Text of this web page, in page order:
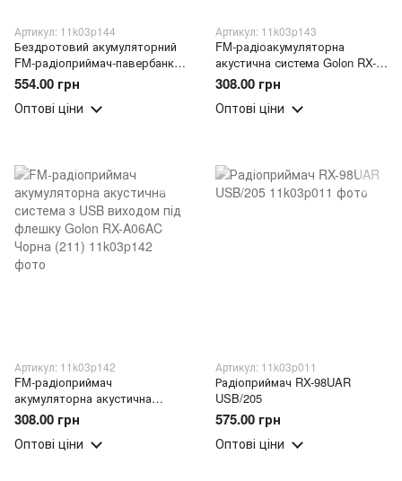
Артикул: 11k03p144
Бездротовий акумуляторний
FM-радіоприймач-павербанк
на сонячній панелі GOLON RX-
455S (211)
554.00 грн
Оптові ціни
Артикул: 11k03p143
FM-радіоакумуляторна
акустична система Golon RX-
606AC (211)
308.00 грн
Оптові ціни
Артикул: 11k03p142
FM-радіоприймач
акумуляторна акустична
система з USB виходом під
флешку Golon RX-A06AC
Чорна (211)
308.00 грн
Оптові ціни
Артикул: 11k03p011
Радіоприймач RX-98UAR
USB/205
575.00 грн
Оптові ціни